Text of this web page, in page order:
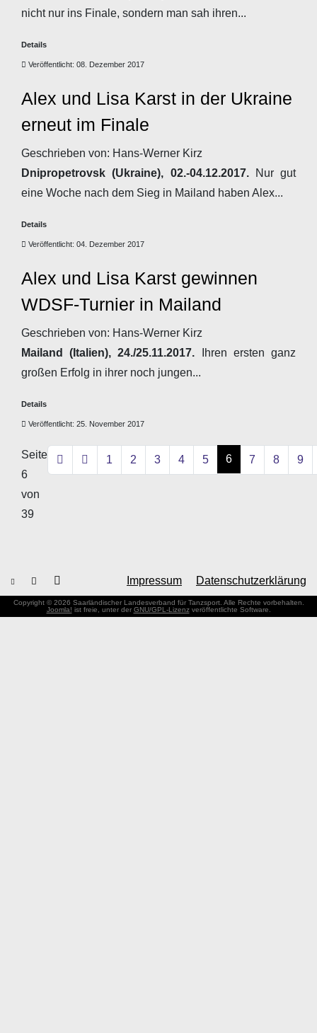
nicht nur ins Finale, sondern man sah ihren...
Details
Veröffentlicht: 08. Dezember 2017
Alex und Lisa Karst in der Ukraine
erneut im Finale
Geschrieben von: Hans-Werner Kirz
Dnipropetrovsk (Ukraine), 02.-04.12.2017.Nur gut
eine Woche nach dem Sieg in Mailand haben Alex...
Details
Veröffentlicht: 04. Dezember 2017
Alex und Lisa Karst gewinnen
WDSF-Turnier in Mailand
Geschrieben von: Hans-Werner Kirz
Mailand (Italien), 24./25.11.2017. Ihren ersten ganz
großen Erfolg in ihrer noch jungen...
Details
Veröffentlicht: 25. November 2017
Seite
6
von
39
1 2 3 4 5 6 7 8 9
Impressum Datenschutzerklärung
Copyright © 2026 Saarländischer Landesverband für Tanzsport. Alle Rechte vorbehalten.
Joomla! ist freie, unter der GNU/GPL-Lizenzveröffentlichte Software.